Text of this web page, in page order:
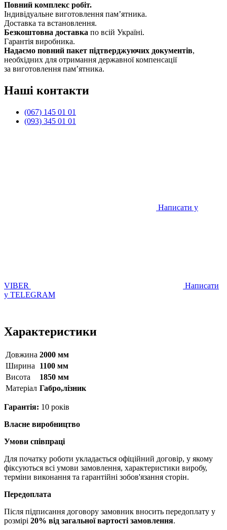
Повний комплекс робіт.
Індивідуальне виготовлення памʼятника.
Доставка та встановлення.
Безкоштовна доставка по всій Україні.
Гарантія виробника.
Надаємо повний пакет підтверджуючих документів,
необхідних для отримання державної компенсації
за виготовлення пам’ятника.
Наші контакти
(067) 145 01 01
(093) 345 01 01
Написати у
VIBER
Написати
у TELEGRAM
Характеристики
Довжина 2000 мм
Ширина
1100 мм
Висота
1850 мм
Матерiал Габро,лізник
Гарантія: 10 років
Власне виробництво
Умови співпраці
Для початку роботи укладається офіційний договір, у якому
фіксуються всі умови замовлення, характеристики виробу,
терміни виконання та гарантійні зобов'язання сторін.
Передоплата
Після підписання договору замовник вносить передоплату у
розмірі 20% від загальної вартості замовлення.